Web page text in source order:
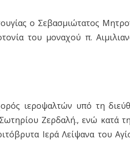
ο Σεβασμιώτατος
του μοναχού π.
ιεροψαλτών υπό τη
Ζερδαλή., ενώ κατά τη
Ιερά Λείψανα του